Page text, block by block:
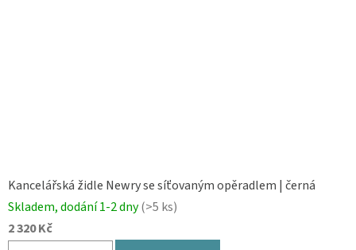
Kancelářská židle Newry se síťovaným opěradlem | černá
Skladem, dodání 1-2 dny(>5 ks)
2 320 Kč